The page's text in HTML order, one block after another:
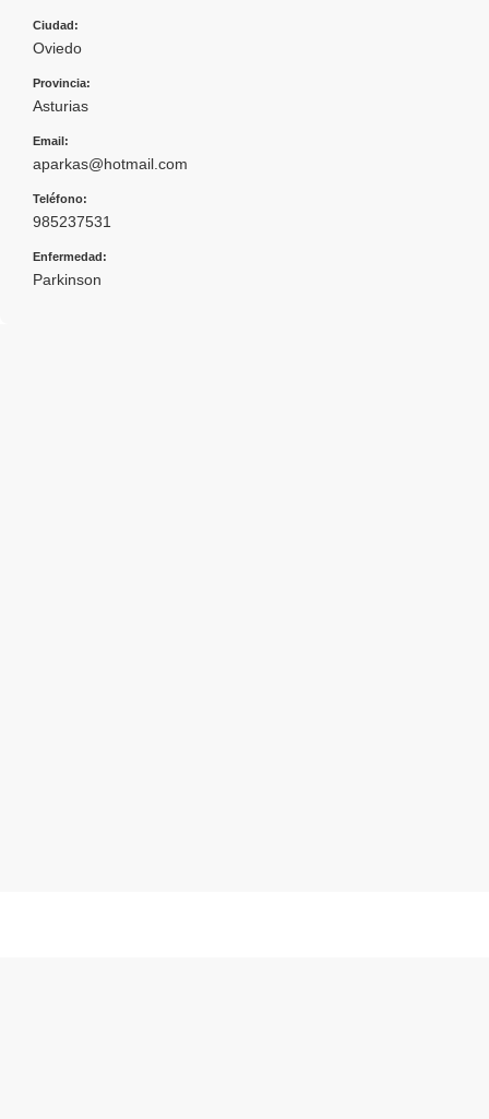
Ciudad:
Oviedo
Provincia:
Asturias
Email:
aparkas@hotmail.com
Teléfono:
985237531
Enfermedad:
Parkinson